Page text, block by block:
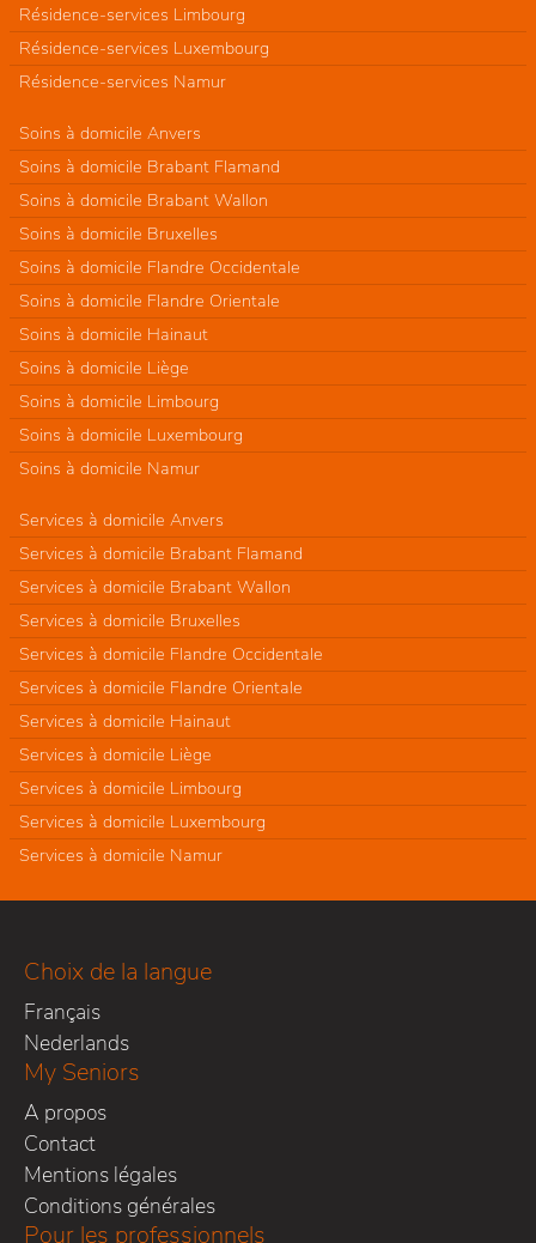
Résidence-services Limbourg
Résidence-services Luxembourg
Résidence-services Namur
Soins à domicile Anvers
Soins à domicile Brabant Flamand
Soins à domicile Brabant Wallon
Soins à domicile Bruxelles
Soins à domicile Flandre Occidentale
Soins à domicile Flandre Orientale
Soins à domicile Hainaut
Soins à domicile Liège
Soins à domicile Limbourg
Soins à domicile Luxembourg
Soins à domicile Namur
Services à domicile Anvers
Services à domicile Brabant Flamand
Services à domicile Brabant Wallon
Services à domicile Bruxelles
Services à domicile Flandre Occidentale
Services à domicile Flandre Orientale
Services à domicile Hainaut
Services à domicile Liège
Services à domicile Limbourg
Services à domicile Luxembourg
Services à domicile Namur
Choix de la langue
Français
Nederlands
My Seniors
A propos
Contact
Mentions légales
Conditions générales
Pour les professionnels